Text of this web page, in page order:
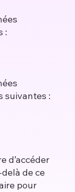
:
suivantes :
d’accéder
de ce
pour